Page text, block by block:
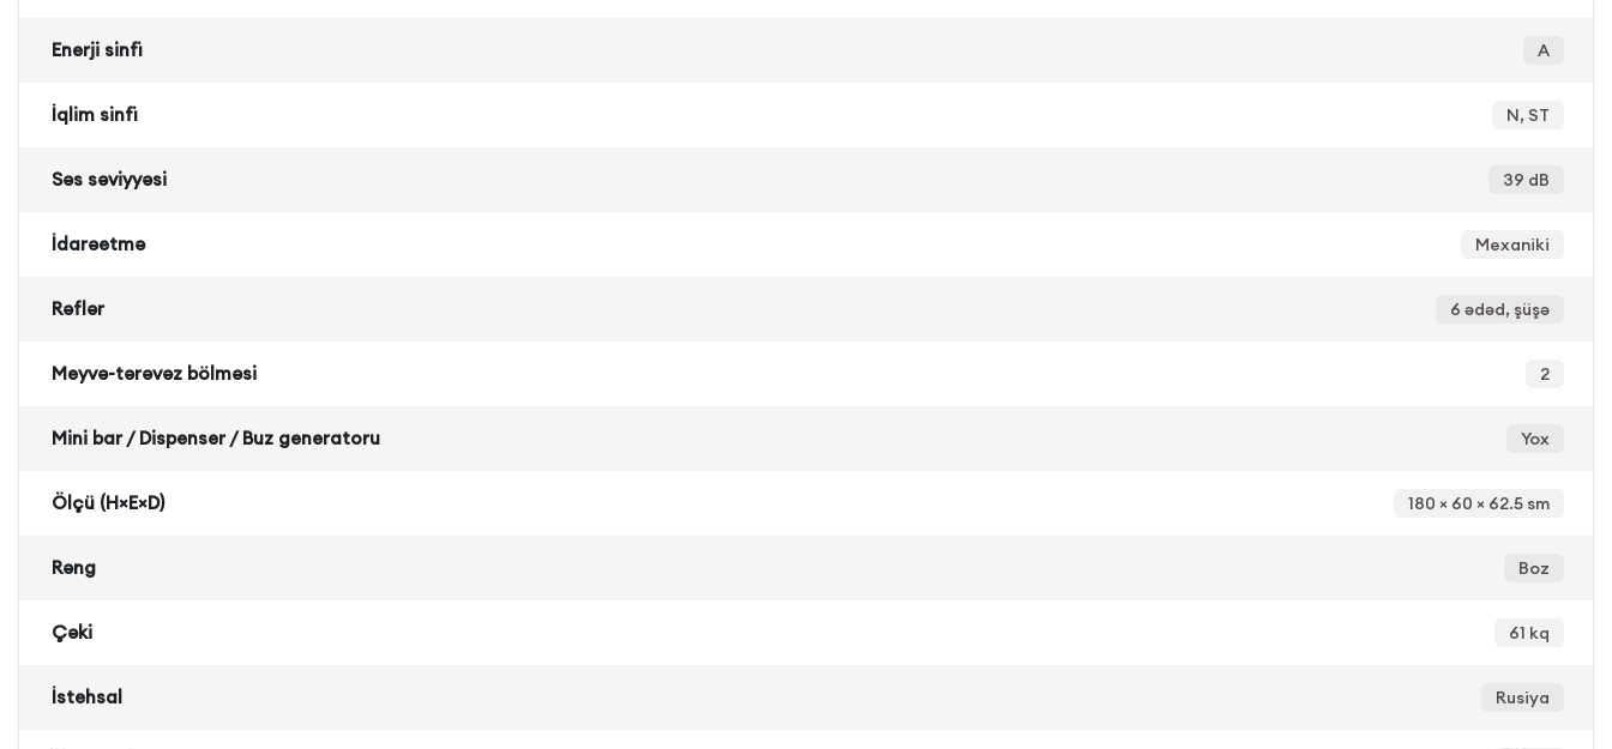
Enerji sinfi A
İqlim sinfi N, ST
Səs səviyyəsi 39 dB
İdarəetmə Mexaniki
Rəflər 6 ədəd, şüşə
Meyvə-tərəvəz bölməsi 2
Mini bar / Dispenser / Buz generatoru Yox
Ölçü (H×E×D) 180 × 60 × 62.5 sm
Rəng Boz
Çəki 61 kq
İstehsal Rusiya